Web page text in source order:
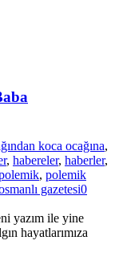
koca ocağına,
, habereler, haberler,
, polemik
gazetesi0
yazım ile yine
hayatlarımıza